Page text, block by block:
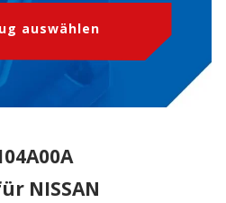
auswählen
NISSAN